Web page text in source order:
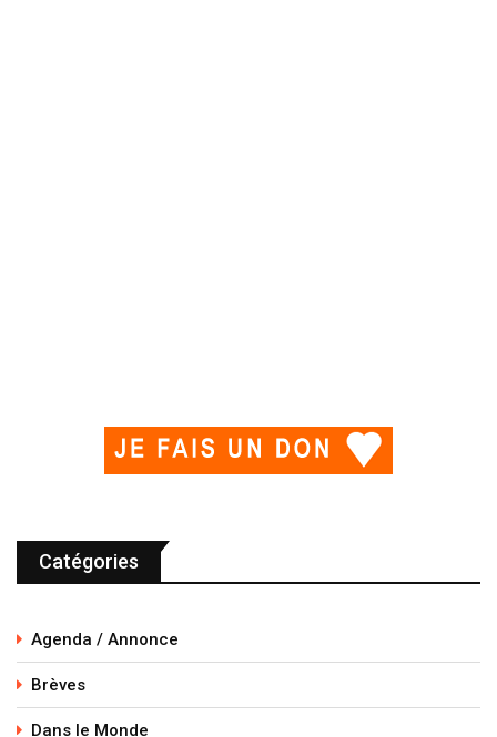
Catégories
Agenda / Annonce
Brèves
Dans le Monde